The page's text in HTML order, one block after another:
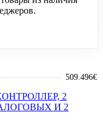
509.496€